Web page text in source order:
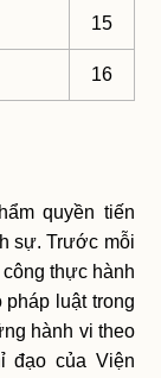
15
16
quyền tiến
sự. Trước mỗi
thực hành
pháp luật trong
hành vi theo
đạo của Viện